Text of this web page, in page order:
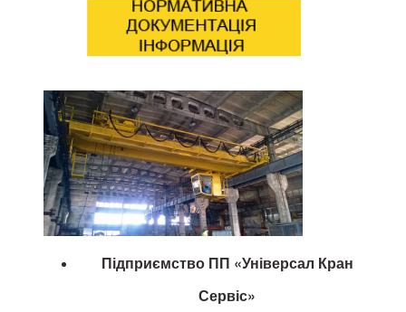
Підприємство ПП «Універсал Кран
Сервіс»